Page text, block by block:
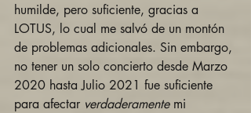
humilde, pero suficiente, gracias a
LOTUS, lo cual me salvó de un montón
de problemas adicionales. Sin embargo,
no tener un solo concierto desde Marzo
2020 hasta Julio 2021 fue suficiente
para afectar verdaderamente mi